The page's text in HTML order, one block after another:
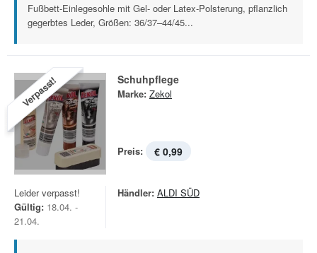
Fußbett-Einlegesohle mit Gel- oder Latex-Polsterung, pflanzlich
gegerbtes Leder, Größen: 36/37–44/45...
Verpasst! Schuhpflege
Marke: Zekol
Preis: € 0,99
Leider verpasst!
Gültig: 18.04. -
21.04.
Händler: ALDI SÜD